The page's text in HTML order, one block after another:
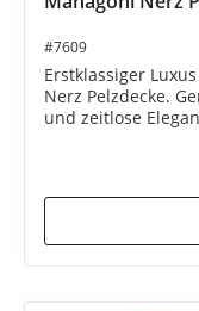
#7609
Erstklassiger
Nerz Pelzdecke.
und zeitlose